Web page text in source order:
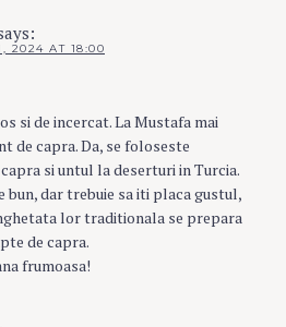
2024 AT 18:00
si de incercat. La Mustafa mai
de capra. Da, se foloseste
si untul la deserturi in Turcia.
bun, dar trebuie sa iti placa gustul,
lor traditionala se prepara
de capra.
frumoasa!